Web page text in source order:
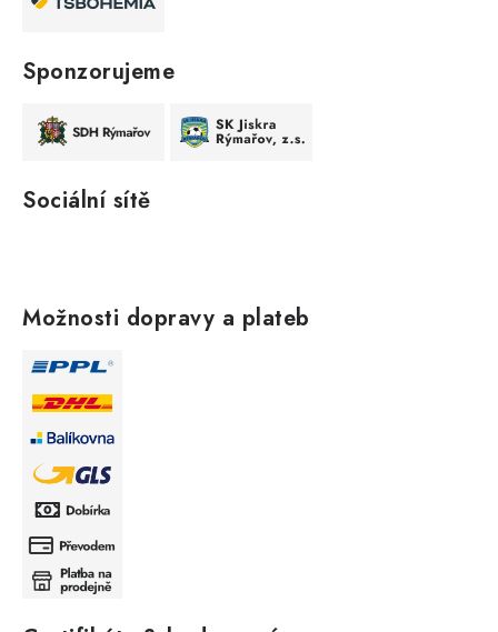
Sponzorujeme
Sociální sítě
Možnosti dopravy a plateb